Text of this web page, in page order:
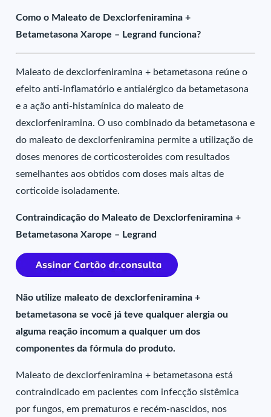
Como o Maleato de Dexclorfeniramina +
Betametasona Xarope – Legrand funciona?
Maleato de dexclorfeniramina + betametasona reúne o
efeito anti-inflamatório e antialérgico da betametasona
e a ação anti-histamínica do maleato de
dexclorfeniramina. O uso combinado da betametasona e
do maleato de dexclorfeniramina permite a utilização de
doses menores de corticosteroides com resultados
semelhantes aos obtidos com doses mais altas de
corticoide isoladamente.
Contraindicação do Maleato de Dexclorfeniramina +
Betametasona Xarope – Legrand
Não utilize maleato de dexclorfeniramina +
betametasona se você já teve qualquer alergia ou
alguma reação incomum a qualquer um dos
componentes da fórmula do produto.
Maleato de dexclorfeniramina + betametasona está
contraindicado em pacientes com infecção sistêmica
por fungos, em prematuros e recém-nascidos, nos